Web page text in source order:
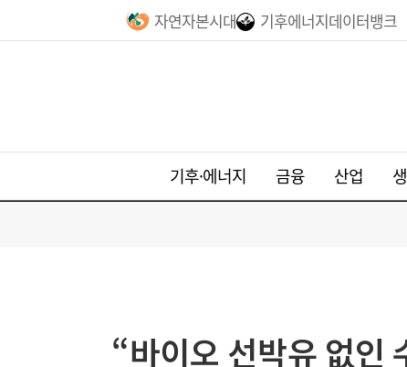
자연자본시대 기후에너지데이터뱅크
기후·에너지 금융 산업
“바이오 선박유 없인